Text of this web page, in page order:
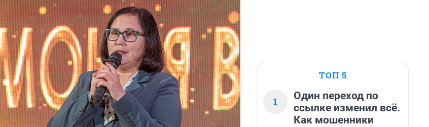
ТОП 5
1
Один переход по
ссылке изменил всё.
Как мошенники